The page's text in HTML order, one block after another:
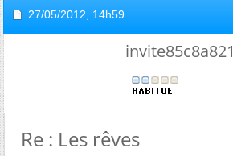
27/05/2012, 14h59
invite85c8a821
Re : Les rêves